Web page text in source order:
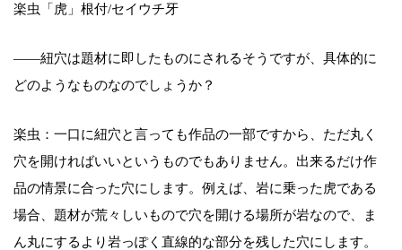
楽虫「虎」根付/セイウチ牙
――紐穴は題材に即したものにされるそうですが、具体的に
どのようなものなのでしょうか？
楽虫：一口に紐穴と言っても作品の一部ですから、ただ丸く
穴を開ければいいというものでもありません。出来るだけ作
品の情景に合った穴にします。例えば、岩に乗った虎である
場合、題材が荒々しいもので穴を開ける場所が岩なので、ま
ん丸にするより岩っぽく直線的な部分を残した穴にします。